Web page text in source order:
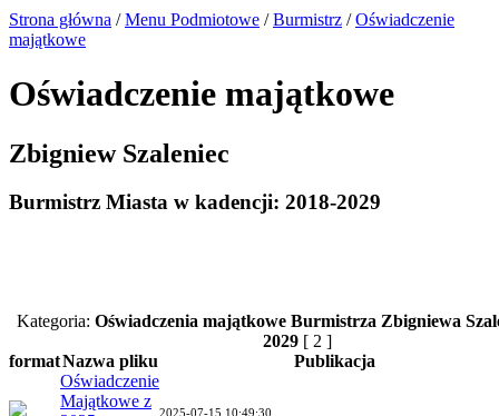
Strona główna /Menu Podmiotowe /Burmistrz /Oświadczenie
majątkowe
Oświadczenie majątkowe
Zbigniew Szaleniec
Burmistrz Miasta w kadencji: 2018-2029
Kategoria: Oświadczenia majątkowe Burmistrza Zbigniewa
2029[ 2 ]
formatNazwa pliku
Publikacja
Oświadczenie
Majątkowe z
2025-07-15 10:49:30